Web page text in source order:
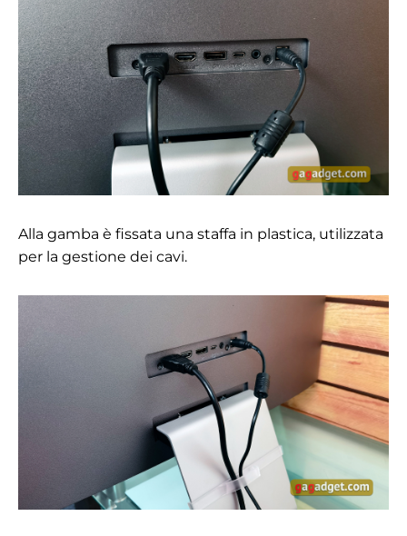
Alla gamba è fissata una staffa in plastica, utilizzata
per la gestione dei cavi.